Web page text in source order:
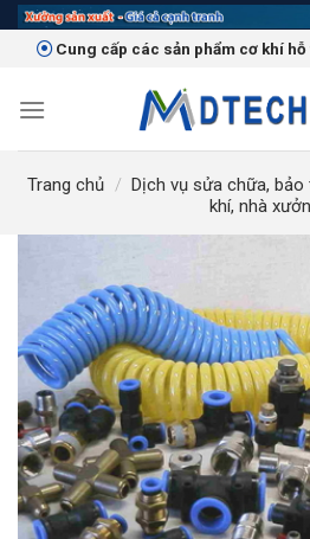
Skip
Cung cấp các sản phẩm cơ khí
Trang chủ / Dịch vụ sửa chữa, bảo
khí, nhà